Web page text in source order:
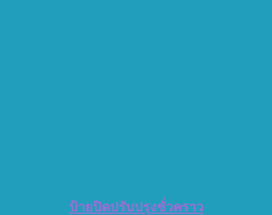
ป้ายปิดปรับปรุงชั่วคราว